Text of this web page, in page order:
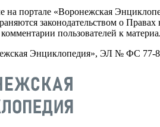
портале «Воронежская
законодательством о
пользователей к
Энциклопедия», ЭЛ № ФС 77-